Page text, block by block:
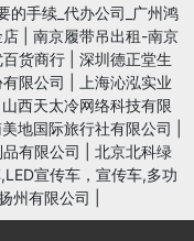
的手续_代办公司_广州鸿
店
南京履带吊出租-南京
货商行
深圳德正堂生
限公司
上海沁泓实业
山西天太冷网络科技有限
地国际旅行社有限公司
有限公司
北京北科绿
宣传车，宣传车,多功
州有限公司